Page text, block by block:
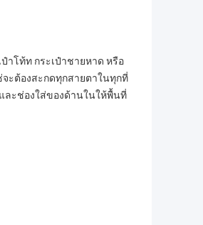
โท้ท กระเป๋าชายหาด หรือ
ะต้องสะกดทุกสายตาในทุกที่
ละช่องใส่ของด้านในให้พื้นที่